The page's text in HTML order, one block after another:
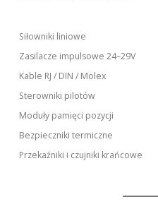
Siłowniki liniowe
Zasilacze impulsowe 24–29V
Kable RJ / DIN / Molex
Sterowniki pilotów
Moduły pamięci pozycji
Bezpieczniki termiczne
Przekaźniki i czujniki krańcowe